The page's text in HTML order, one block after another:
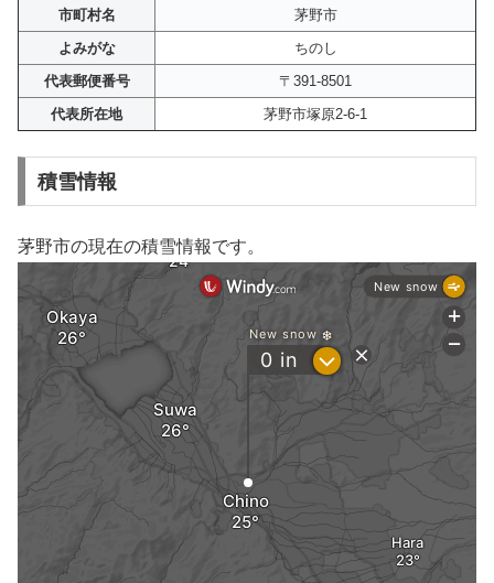
市町村名
茅野市
よみがな
ちのし
代表郵便番号
〒391-8501
代表所在地
茅野市塚原2-6-1
積雪情報
茅野市の現在の積雪情報です。